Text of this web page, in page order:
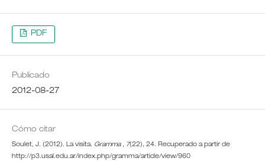
PDF
Publicado
2012-08-27
Cómo citar
Soulet, J. (2012). La visita. Gramma , 7(22), 24. Recuperado a partir de
http://p3.usal.edu.ar/index.php/gramma/article/view/960